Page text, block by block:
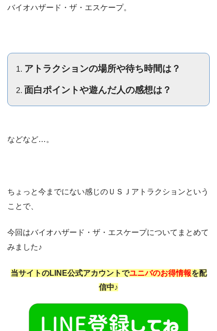
バイオハザード・ザ・エスケープ。
アトラクションの場所や待ち時間は？
面白ポイントや遊んだ人の感想は？
などなど…。
ちょっと今までにない感じのＵＳＪアトラクションという
ことで、
今回はバイオハザード・ザ・エスケープについてまとめて
みました♪
当サイトのLINE公式アカウントでユニバのお得情報を配
信中♪